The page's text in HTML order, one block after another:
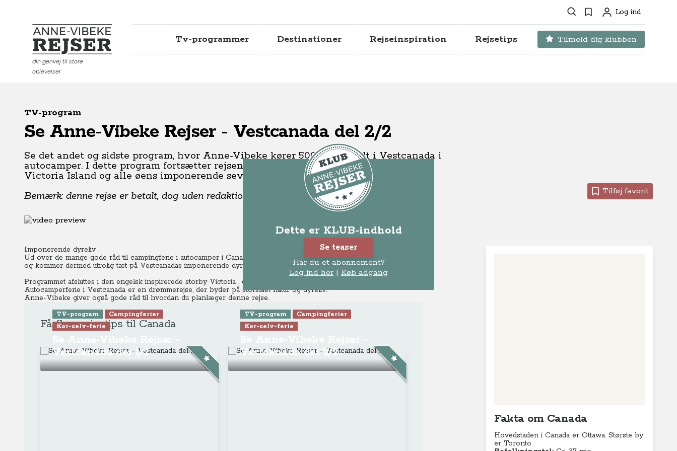
Søg Favoritter
ProfilLog ind
Anne-Vibeke Rejser
din genvej til store
oplevelser
Tv-programmer Destinationer Rejseinspiration Rejsetips Tilmeld dig klubben
TV-program
Se Anne-Vibeke Rejser - Vestcanada del 2/2
Se det andet og sidste program, hvor Anne-Vibeke kører 5000 km rundt i Vestcanada i
autocamper. I dette program fortsætter rejsen fra Prince Rupert på vestkysten til
Victoria Island og alle øens imponerende seværdigheder.
Bemærk: denne rejse er betalt, dog uden redaktionel indflydelse, af: Risskov Rejser.
Tilføj favorit
Dette er KLUB-indhold
Se teaser
Har du et abonnement?
Log ind her | Køb adgang
Imponerende dyreliv
Ud over de mange gode råd til campingferie i autocamper i Canada, tager Anne-Vibeke på både bjørne- og hvalsafari
og kommer dermed utrolig tæt på Vestcanadas imponerende dyreliv.
Programmet afsluttes i den engelsk inspirerede storby Victoria , der ligger på den sydlige spids på Vancouver Island.
Autocamperferie i Vestcanada er en drømmerejse, der byder på storslået natur og dyreliv.
Anne-Vibeke giver også gode råd til hvordan du planlæger denne rejse.
Få flere rejsetips til Canada
TV-program
Campingferier
Kør-selv-ferie
Vestcanada del 1/2
TV-program
Campingferier
Kør-selv-ferie
Vestcanada del 2/2
Fakta om Canada
Hovedstaden i Canada er Ottawa. Største by
er Toronto.